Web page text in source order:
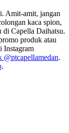
Amit-amit, jangan
kaca spion,
di Capella Daihatsu.
produk atau
Instagram
@ptcapellamedan.
.